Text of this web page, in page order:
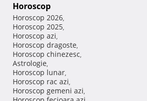
Horoscop
Horoscop 2026,
Horoscop 2025,
Horoscop azi,
Horoscop dragoste,
Horoscop chinezesc,
Astrologie,
Horoscop lunar,
Horoscop rac azi,
Horoscop gemeni azi,